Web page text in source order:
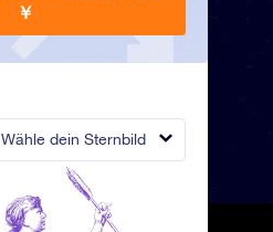
Wähle dein Sternbild
￥